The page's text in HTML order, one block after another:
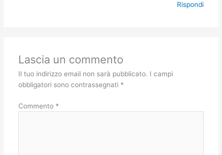
Rispondi
Lascia un commento
Il tuo indirizzo email non sarà pubblicato. I campi
obbligatori sono contrassegnati *
Commento *